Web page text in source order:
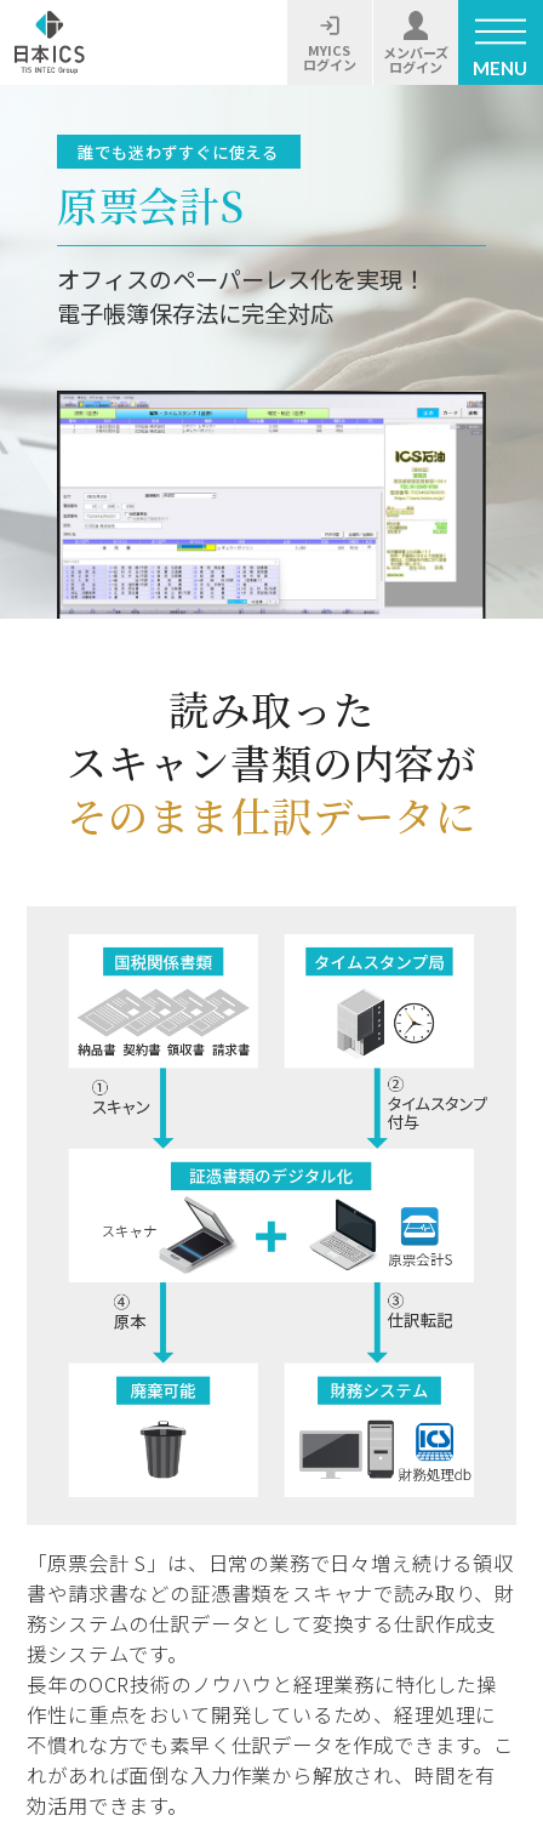
MYICS
ログイン
メンバーズ
ログイン MENU
誰でも迷わずすぐに使える
原票会計S
オフィスのペーパーレス化を実現！
電子帳簿保存法に完全対応
読み取った
スキャン書類の内容が
そのまま仕訳データに
「原票会計 S」は、日常の業務で日々増え続ける領収
書や請求書などの証憑書類をスキャナで読み取り、財
務システムの仕訳データとして変換する仕訳作成支
援システムです。
長年のOCR技術のノウハウと経理業務に特化した操
作性に重点をおいて開発しているため、経理処理に
不慣れな方でも素早く仕訳データを作成できます。こ
れがあれば面倒な入力作業から解放され、時間を有
効活用できます。